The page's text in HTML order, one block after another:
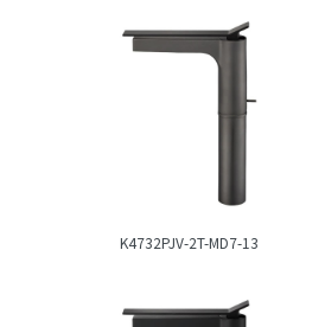
K4732PJV-2T-MD7-13